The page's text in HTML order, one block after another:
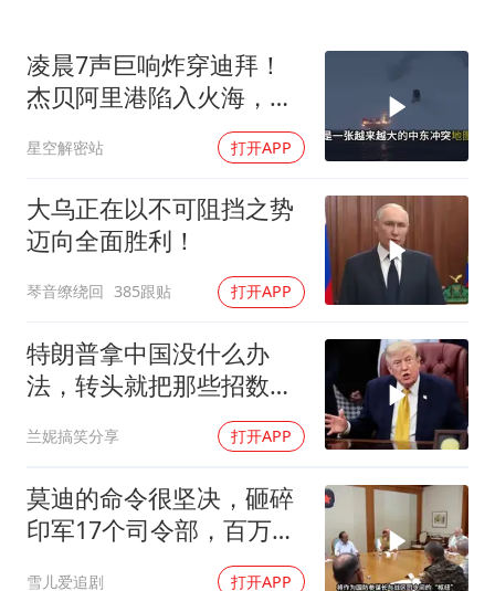
景区回应“麦积山石窟看完需2000元”
曹颖儿子首次演长剧
奋力开创中国式现代化建设新局面
凌晨7声巨响炸穿迪拜！
杰贝阿里港陷入火海，美
军弹药库告急让中东盟友
彻底心寒
星空解密站 打开APP
大乌正在以不可阻挡之势
迈向全面胜利！
琴音缭绕回 385跟贴 打开APP
特朗普拿中国没什么办
法，转头就把那些招数，
全往莫迪身上招呼了
兰妮搞笑分享 打开APP
莫迪的命令很坚决，砸碎
印军17个司令部，百万印
雪儿爱追剧 打开APP